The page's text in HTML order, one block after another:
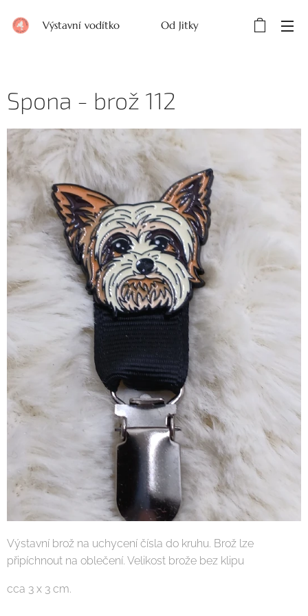
Výstavní vodítko Od Jitky
Spona - brož 112
Výstavní brož na uchycení čísla do kruhu. Brož lze
připíchnout na oblečení. Velikost brože bez klipu
cca 3 x 3 cm.